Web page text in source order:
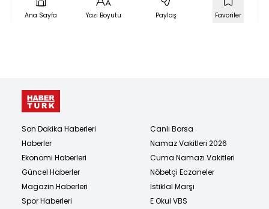
Ana Sayfa Yazı Boyutu Paylaş Favoriler
Son Dakika Haberleri
Haberler
Ekonomi Haberleri
Güncel Haberler
Magazin Haberleri
Spor Haberleri
Canlı Borsa
Namaz Vakitleri 2026
Cuma Namazı Vakitleri
Nöbetçi Eczaneler
İstiklal Marşı
E Okul VBS